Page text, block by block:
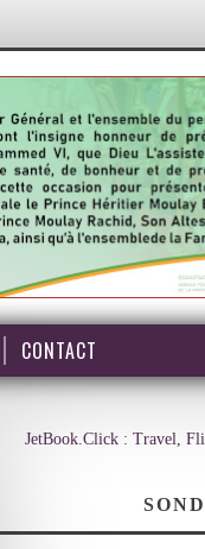
CONTACT
JetBook.Click : Travel,